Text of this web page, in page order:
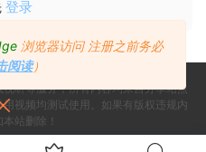
登录
听等服务，所有内容均来自分享站点
视频均测试使用。如果有版权违规内
站删除！
浏览器访问 注册之前务必
阅读）